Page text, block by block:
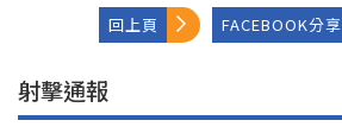
回上頁 FACEBOOK分享
射擊通報